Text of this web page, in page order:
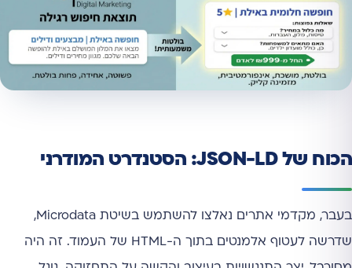
הכוח של JSON-LD: הסטנדרט המודרני
בעבר, מקדמי אתרים נאלצו להשתמש בשיטת Microdata,
שדרשה לעטוף אלמנטים בתוך ה-HTML של העמוד. זה היה